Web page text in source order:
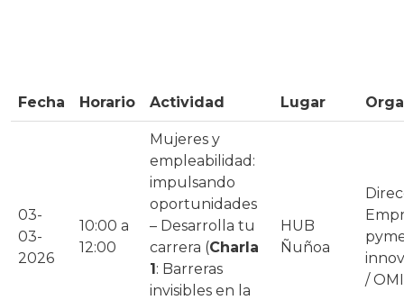
Fecha Horario Actividad Lugar
03-
03-
2026
10:00 a
12:00
Mujeres y
empleabilidad:
impulsando
oportunidades
– Desarrolla tu
carrera (Charla
1: Barreras
invisibles en la
HUB
Ñuñoa
/